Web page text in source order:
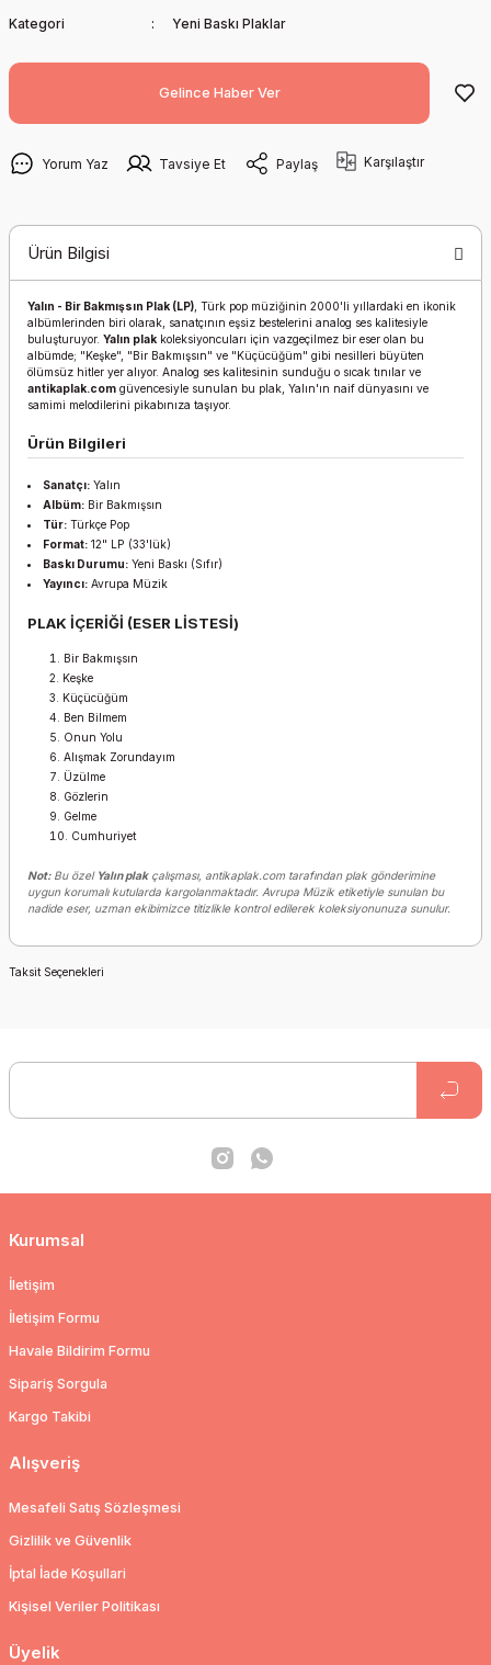
Kategori Yeni Baskı Plaklar
Gelince Haber Ver
Yorum Yaz Tavsiye Et Paylaş Karşılaştır
Ürün Bilgisi
Yalın - Bir Bakmışsın Plak (LP) , Türk pop müziğinin 2000'li yıllardaki en ikonik
albümlerinden biri olarak, sanatçının eşsiz bestelerini analog ses kalitesiyle
buluşturuyor. Yalın plak koleksiyoncuları için vazgeçilmez bir eser olan bu
albümde; "Keşke", "Bir Bakmışsın" ve "Küçücüğüm" gibi nesilleri büyüten
ölümsüz hitler yer alıyor. Analog ses kalitesinin sunduğu o sıcak tınılar ve
antikaplak.com güvencesiyle sunulan bu plak, Yalın'ın naif dünyasını ve
samimi melodilerini pikabınıza taşıyor.
Ürün Bilgileri
Sanatçı: Yalın
Albüm: Bir Bakmışsın
Tür: Türkçe Pop
Format: 12" LP (33'lük)
Baskı Durumu: Yeni Baskı (Sıfır)
Yayıncı: Avrupa Müzik
PLAK İÇERİĞİ (ESER LİSTESİ)
Bir Bakmışsın
Keşke
Küçücüğüm
Ben Bilmem
Onun Yolu
Alışmak Zorundayım
Üzülme
Gözlerin
Gelme
Cumhuriyet
Not:Bu özel Yalın plakçalışması, antikaplak.com tarafından plak gönderimine
uygun korumalı kutularda kargolanmaktadır. Avrupa Müzik etiketiyle sunulan bu
nadide eser, uzman ekibimizce titizlikle kontrol edilerek koleksiyonunuza sunulur.
Taksit Seçenekleri
Kurumsal
İletişim
İletişim Formu
Havale Bildirim Formu
Sipariş Sorgula
Kargo Takibi
Alışveriş
Mesafeli Satış Sözleşmesi
Gizlilik ve Güvenlik
İptal İade Koşullari
Kişisel Veriler Politikası
Üyelik